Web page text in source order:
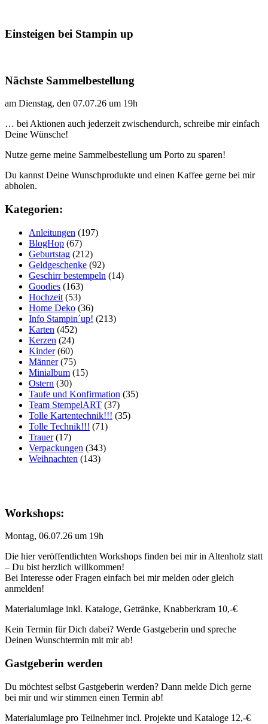
Einsteigen bei Stampin up
Nächste Sammelbestellung
am Dienstag, den 07.07.26 um 19h
… bei Aktionen auch jederzeit zwischendurch, schreibe mir einfach
Deine Wünsche!
Nutze gerne meine Sammelbestellung um Porto zu sparen!
Du kannst Deine Wunschprodukte und einen Kaffee gerne bei mir
abholen.
Kategorien:
Anleitungen (197)
BlogHop (67)
Geburtstag (212)
Geldgeschenke (92)
Geschirr bestempeln (14)
Goodies (163)
Hochzeit (53)
Home Deko (36)
Info Stampin´up! (213)
Karten (452)
Kerzen (24)
Kinder(60)
Männer(75)
Minialbum (15)
Ostern (30)
Taufe und Konfirmation (35)
Team StempelART (37)
Tolle Kartentechnik!!! (35)
Tolle Technik!!! (71)
Trauer(17)
Verpackungen (343)
Weihnachten (143)
Workshops:
Montag, 06.07.26 um 19h
Die hier veröffentlichten Workshops finden bei mir in Altenholz statt
– Du bist herzlich willkommen!
Bei Interesse oder Fragen einfach bei mir melden oder gleich
anmelden!
Materialumlage inkl. Kataloge, Getränke, Knabberkram 10,-€
Kein Termin für Dich dabei? Werde Gastgeberin und spreche
Deinen Wunschtermin mit mir ab!
Gastgeberin werden
Du möchtest selbst Gastgeberin werden? Dann melde Dich gerne
bei mir und wir stimmen einen Termin ab!
Materialumlage pro Teilnehmer incl. Projekte und Kataloge 12,-€